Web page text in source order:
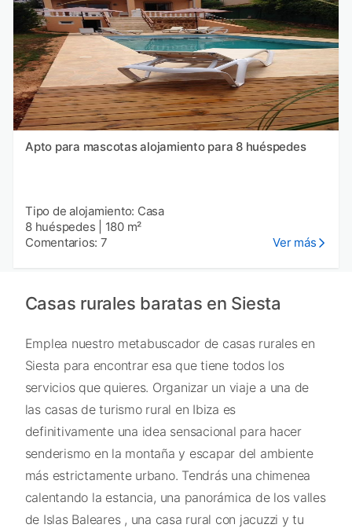
Apto para mascotas alojamiento para 8 huéspedes
Tipo de alojamiento: Casa
8 huéspedes
180 m²
Comentarios: 7
Ver más
Casas rurales baratas en Siesta
Emplea nuestro metabuscador de casas rurales en
Siesta para encontrar esa que tiene todos los
servicios que quieres. Organizar un viaje a una de
las casas de turismo rural en Ibiza es
definitivamente una idea sensacional para hacer
senderismo en la montaña y escapar del ambiente
más estrictamente urbano. Tendrás una chimenea
calentando la estancia, una panorámica de los valles
de Islas Baleares , una casa rural con jacuzzi y tu